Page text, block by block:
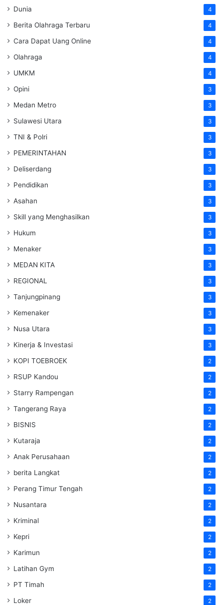
Dunia 4
Berita Olahraga Terbaru 4
Cara Dapat Uang Online 4
Olahraga 4
UMKM 4
Opini 3
Medan Metro 3
Sulawesi Utara 3
TNI & Polri 3
PEMERINTAHAN 3
Deliserdang 3
Pendidikan 3
Asahan 3
Skill yang Menghasilkan 3
Hukum 3
Menaker 3
MEDAN KITA 3
REGIONAL 3
Tanjungpinang 3
Kemenaker 3
Nusa Utara 3
Kinerja & Investasi 3
KOPI TOEBROEK 2
RSUP Kandou 2
Starry Rampengan 2
Tangerang Raya 2
BISNIS 2
Kutaraja 2
Anak Perusahaan 2
berita Langkat 2
Perang Timur Tengah 2
Nusantara 2
Kriminal 2
Kepri 2
Karimun 2
Latihan Gym 2
PT Timah 2
Loker 2